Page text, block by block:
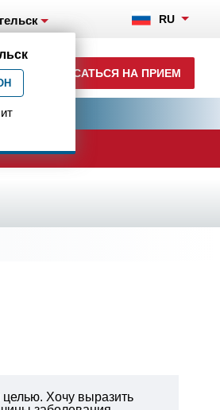
RU
13 ЗАПИСАТЬСЯ НА ПРИЕМ
Хочу выразить